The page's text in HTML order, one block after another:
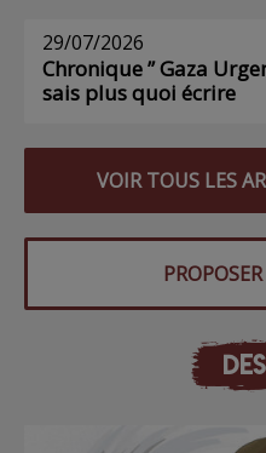
29/07/2026
Chronique ” Gaza
sais plus quoi écrire
VOIR TOUS LES